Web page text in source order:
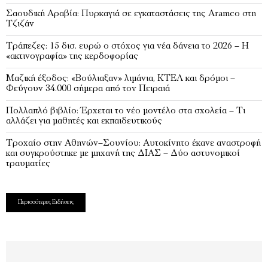
Σαουδική Αραβία: Πυρκαγιά σε εγκαταστάσεις της Aramco στη
Τζιζάν
Τράπεζες: 15 δισ. ευρώ ο στόχος για νέα δάνεια το 2026 – Η
«ακτινογραφία» της κερδοφορίας
Μαζική έξοδος: «Βούλιαξαν» λιμάνια, ΚΤΕΛ και δρόμοι –
Φεύγουν 34.000 σήμερα από τον Πειραιά
Πολλαπλό βιβλίο: Έρχεται το νέο μοντέλο στα σχολεία – Τι
αλλάζει για μαθητές και εκπαιδευτικούς
Τροχαίο στην Αθηνών–Σουνίου: Αυτοκίνητο έκανε αναστροφή
και συγκρούστηκε με μηχανή της ΔΙΑΣ – Δύο αστυνομικοί
τραυματίες
Περισσότερες Ειδήσεις